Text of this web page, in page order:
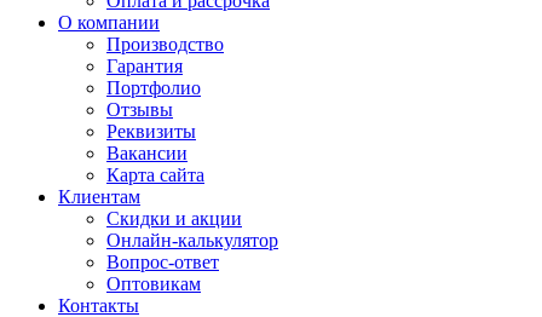
О компании
Производство
Гарантия
Портфолио
Отзывы
Реквизиты
Вакансии
Карта сайта
Клиентам
Скидки и акции
Онлайн-калькулятор
Вопрос-ответ
Оптовикам
Контакты